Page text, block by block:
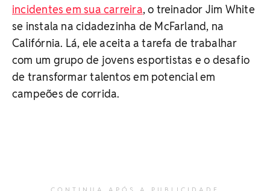
incidentes em sua carreira, o treinador Jim White
se instala na cidadezinha de McFarland, na
Califórnia. Lá, ele aceita a tarefa de trabalhar
com um grupo de jovens esportistas e o desafio
de transformar talentos em potencial em
campeões de corrida.